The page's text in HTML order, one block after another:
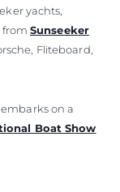
yachts,
fromSunseeker
Fliteboard,
on a
Boat Show